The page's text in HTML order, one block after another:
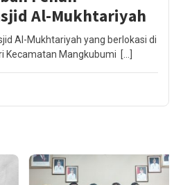
Al-Mukhtariyah
Al-Mukhtariyah yang berlokasi di
Kecamatan Mangkubumi […]